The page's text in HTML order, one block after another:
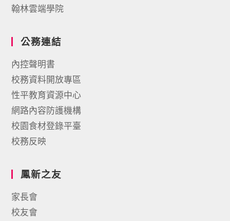
翰林雲端學院
公務連結
內控聲明書
校務資料開放專區
性平教育資源中心
網路內容防護機構
校園食材登錄平臺
校務反映
鳳新之友
家長會
校友會